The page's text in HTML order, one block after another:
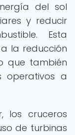
del sol
y reducir
Esta
la reducción
que también
operativos a
los cruceros
de turbinas